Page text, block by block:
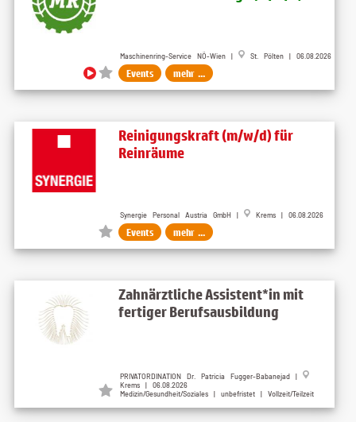
Maschinenring-Service NÖ-Wien | St. Pölten | 06.08.2026
Events mehr ...
Reinigungskraft (m/w/d) für
Reinräume
Synergie Personal Austria GmbH | Krems | 06.08.2026
Events mehr ...
Zahnärztliche Assistent*in mit
fertiger Berufsausbildung
PRIVATORDINATION Dr. Patricia Fugger-Babanejad |
Krems | 06.08.2026
Medizin/Gesundheit/Soziales | unbefristet | Vollzeit/Teilzeit